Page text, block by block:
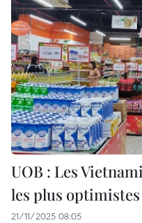
UOB : Les
les plus optimistes
21/11/2025 08:05